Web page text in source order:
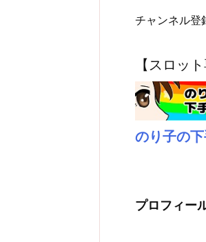
チャンネル登
【スロッ
のり子の
プロフィー